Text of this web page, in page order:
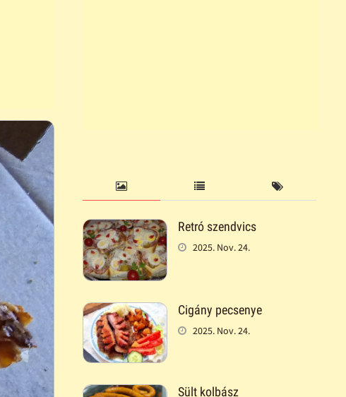
Retró szendvics
2025. Nov. 24.
Cigány pecsenye
2025. Nov. 24.
Sült kolbász